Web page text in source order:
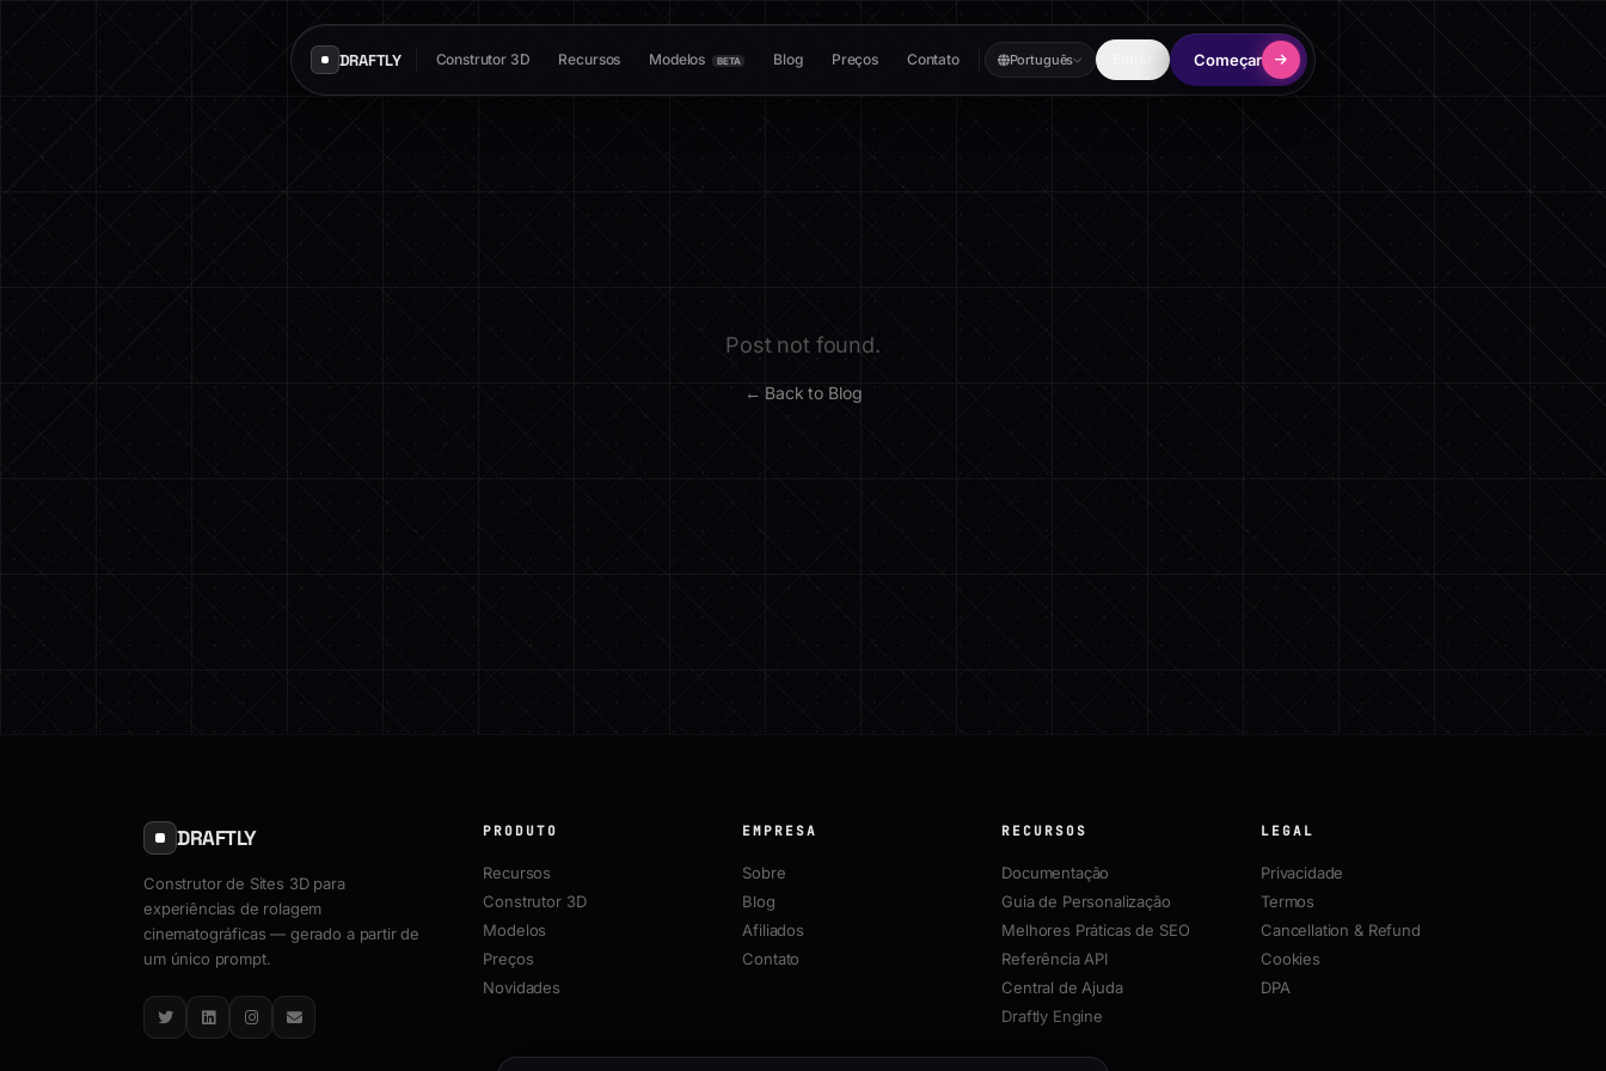
DRAFTLY Construtor 3D Recursos Modelos BETA Blog Preços Contato Português Começar
Post not found.
← Back to Blog
DRAFTLY
Construtor de Sites 3D para
experiências de rolagem
cinematográficas — gerado a partir de
um único prompt.
TwitterLinkedInInstagram
Email
PRODUTO
Recursos
Construtor 3D
Modelos
Preços
Novidades
EMPRESA
Sobre
Blog
Afiliados
Contato
RECURSOS
Documentação
Guia de Personalização
Melhores Práticas de SEO
Referência API
Central de Ajuda
Draftly Engine
LEGAL
Privacidade
Termos
Cancellation & Refund
Cookies
DPA